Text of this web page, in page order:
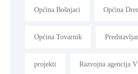
Općina Bošnjaci Općina
Općina Tovarnik
projekti Razvojna agencija